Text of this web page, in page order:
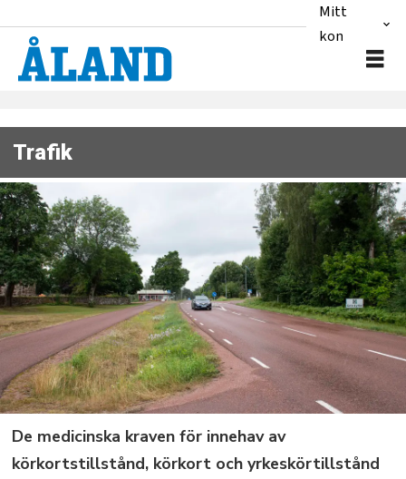
Mitt
konto
Trafik
De medicinska kraven för innehav av
körkortstillstånd, körkort och yrkeskörtillstånd